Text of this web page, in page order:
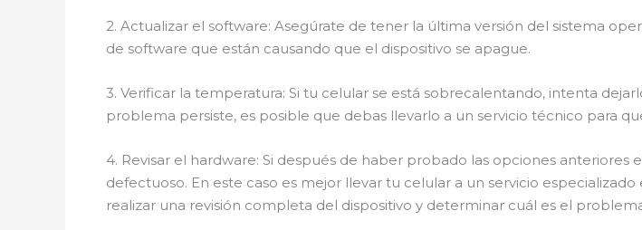
2. Actualizar el software: Asegúrate de tener la última versión del sistema
de software que están causando que el dispositivo se apague.
3. Verificar la temperatura: Si tu celular se está sobrecalentando, intenta
problema persiste, es posible que debas llevarlo a un servicio técnico para
4. Revisar el hardware: Si después de haber probado las opciones
defectuoso. En este caso es mejor llevar tu celular a un servicio
realizar una revisión completa del dispositivo y determinar cuál es el